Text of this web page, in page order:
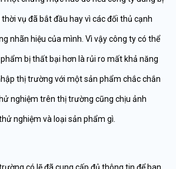
vụ đã bắt đầu hay vì các đối thủ cạnh
nhãn hiệu của mình. Vì vậy công ty có thể
bị thất bại hơn là rủi ro mất khả năng
thị trường với một sản phẩm chắc chắn
nghiệm trên thị trường cũng chịu ảnh
nghiệm và loại sản phẩm gì.